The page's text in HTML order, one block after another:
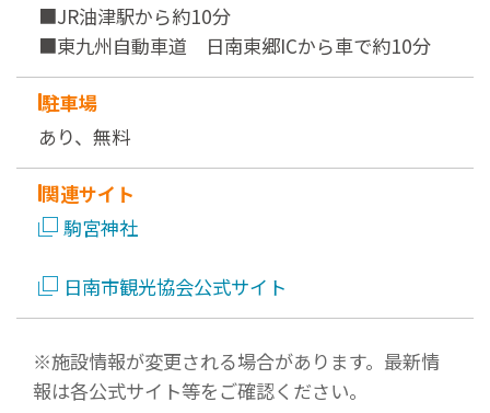
■JR油津駅から約10分
■東九州自動車道 日南東郷ICから車で約10分
駐車場
あり、無料
関連サイト
駒宮神社
日南市観光協会公式サイト
※施設情報が変更される場合があります。最新情
報は各公式サイト等をご確認ください。